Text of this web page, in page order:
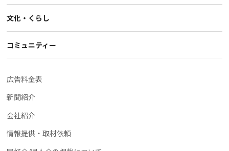
文化・くらし
コミュニティー
広告料金表
新聞紹介
会社紹介
情報提供・取材依頼